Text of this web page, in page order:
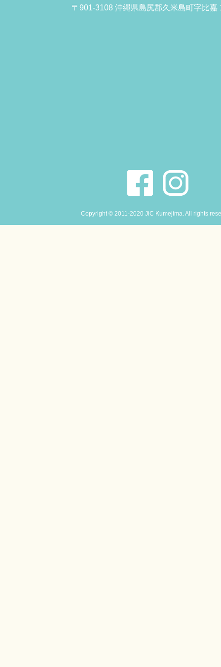
〒901-3108 沖縄県島尻郡久米島町字比嘉
Copyright © 2011-2020 JiC Kumejima. All rights